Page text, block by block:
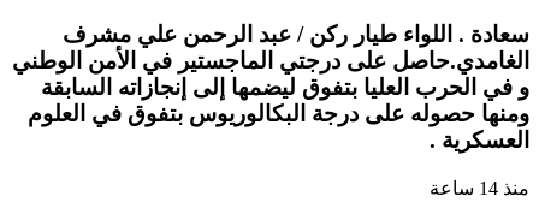
سعادة . اللواء طيار ركن / عبد الرحمن علي مشرف
الغامدي.حاصل على درجتي الماجستير في الأمن الوطني
و في الحرب العليا بتفوق ليضمها إلى إنجازاته السابقة
ومنها حصوله على درجة البكالوريوس بتفوق في العلوم
العسكرية .
منذ 14 ساعة